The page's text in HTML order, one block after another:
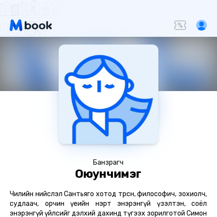
Банзрагч
Оюунчимэг
Чилийн нийслэл Сантьяго хотод төрсөн, философич, зохиолч,
судлаач, орчин үеийн нэрт энэрэнгүй үзэлтэн, соёл
энэрэнгүй үйлсийг дэлхий дахинд түгээх зорилготой Симон